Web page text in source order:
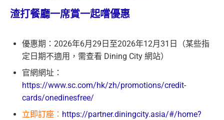
渣打餐廳一席賞一起嚐優惠
優惠期：2026年6月29日至2026年12月31日（某些指
定日期不適用，需查看 Dining City 網站）
官網網址：
https://www.sc.com/hk/zh/promotions/credit-
cards/onedinesfree/
立即訂座： https://partner.diningcity.asia/#/home?